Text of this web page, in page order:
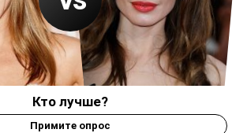
Кто лучше?
Примите опрос